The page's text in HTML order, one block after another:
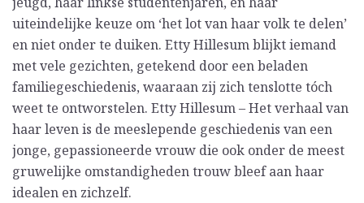
uiteindelijke keuze om ‘het lot van haar volk te delen’
en niet onder te duiken. Etty Hillesum blijkt iemand
met vele gezichten, getekend door een beladen
familiegeschiedenis, waaraan zij zich tenslotte tóch
weet te ontworstelen. Etty Hillesum – Het verhaal van
haar leven is de meeslepende geschiedenis van een
jonge, gepassioneerde vrouw die ook onder de meest
gruwelijke omstandigheden trouw bleef aan haar
idealen en zichzelf.